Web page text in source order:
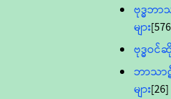
ဗုဒ္ဓဘ
များ
ဗုဒ္ဓဝင်
ဘာသာ
များ[26]